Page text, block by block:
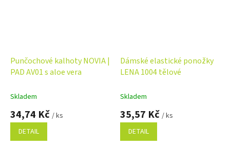
Punčochové kalhoty NOVIA |
PAD AV01 s aloe vera
Skladem
34,74 Kč / ks
DETAIL
Dámské elastické ponožky
LENA 1004 tělové
Skladem
35,57 Kč / ks
DETAIL